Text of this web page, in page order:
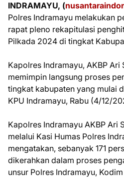
INDRAMAYU, (
Polres Indramayu melakukan
rapat pleno rekapitulasi
Pilkada 2024 di tingkat
Kapolres Indramayu, AKBP
memimpin langsung proses
tingkat kabupaten yang mulai
KPU Indramayu, Rabu (4/12/
Kapolres Indramayu AKBP Ari
melalui Kasi Humas Polres
mengatakan, sebanyak 171
dikerahkan dalam proses
unsur Polres Indramayu,